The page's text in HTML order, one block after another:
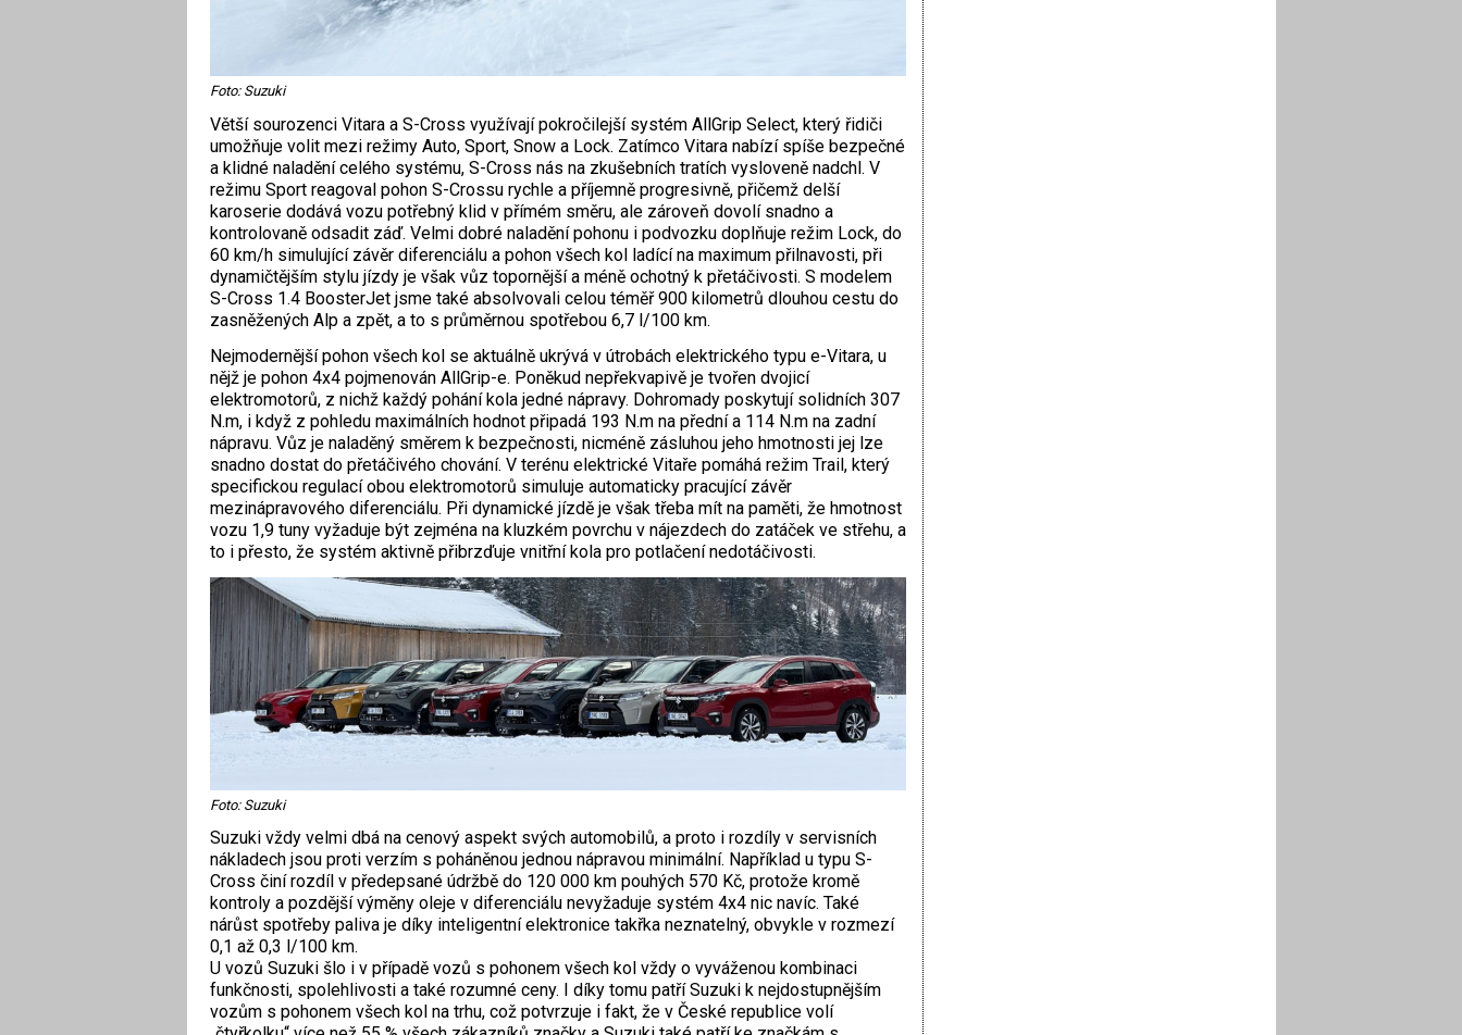
Foto: Suzuki
Větší sourozenci Vitara a S-Cross využívají pokročilejší systém AllGrip Select, který řidiči
umožňuje volit mezi režimy Auto, Sport, Snow a Lock. Zatímco Vitara nabízí spíše bezpečné
a klidné naladění celého systému, S-Cross nás na zkušebních ­tratích vysloveně nadchl. V
režimu Sport reagoval pohon S-Crossu rychle a příjemně progresivně, přičemž delší
karoserie dodává vozu potřebný klid v přímém směru, ale zároveň dovolí snadno a
kontrolovaně ­odsadit záď. Velmi dobré naladění pohonu i podvozku doplňuje režim Lock, do
60 km/h simulující závěr diferenciálu a pohon všech kol ladící na maximum přilnavosti, při
dynamičtějším stylu jízdy je však vůz topornější a méně ochotný k přetáčivosti. S modelem
S-Cross 1.4 BoosterJet jsme také absolvovali celou téměř 900 kilometrů dlouhou cestu do
zasněžených Alp a zpět, a to s průměrnou spotřebou 6,7 l/100 km.
Nejmodernější pohon všech kol se aktuálně ukrývá v útrobách elektrického typu ­e-Vitara, u
nějž je pohon 4x4 pojmenován AllGrip-e. Poněkud nepřekvapivě je tvořen dvojicí
elektromotorů, z nichž každý pohání kola jedné nápravy. Dohromady poskytují solidních 307
N.m, i když z pohledu maximálních hodnot připadá 193 N.m na přední a 114 N.m na zadní
nápravu. Vůz je naladěný směrem k bezpečnosti, nicméně zásluhou jeho hmotnosti jej lze
snadno dostat do přetáčivého chování. V terénu elektrické Vitaře pomáhá režim Trail, který
specifickou regulací obou elektromotorů simuluje automaticky pracující závěr
mezinápravového diferenciálu. Při dynamické jízdě je však třeba mít na paměti, že hmotnost
vozu 1,9 tuny vyžaduje být zejména na kluzkém povrchu v nájezdech do zatáček ve střehu, a
to i přesto, že systém aktivně přibrzďuje vnitřní kola pro potlačení nedotáčivosti.
Foto: Suzuki
Suzuki vždy velmi dbá na cenový aspekt svých automobilů, a proto i rozdíly v ­servisních
nákladech jsou proti verzím s poháněnou jednou nápravou minimální. Například u typu S-
Cross činí rozdíl v předepsané údržbě do 120 000 km pouhých 570 Kč, protože kromě
kontroly a pozdější výměny oleje v diferenciálu nevyžaduje systém 4x4 nic navíc. Také
nárůst spotřeby paliva je díky inteligentní elektronice takřka neznatelný, obvykle v rozmezí
0,1 až 0,3 l/100 km.
U vozů Suzuki šlo i v případě vozů s pohonem všech kol vždy o vyváženou kombinaci
funkčnosti, spolehlivosti a také rozumné ceny. I díky tomu patří Suzuki k nejdostupnějším
vozům s pohonem všech kol na trhu, což potvrzuje i fakt, že v České republice volí